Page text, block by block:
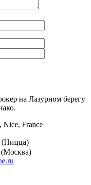
на Лазурном берегу
Nice, France